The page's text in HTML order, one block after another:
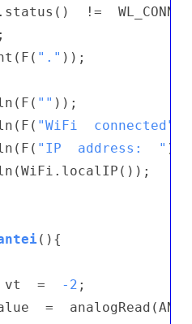
!=
"." ));
"" ));
"WiFi  connected"
"IP  address:  " ));
() {
vt  =
-2 ;
=